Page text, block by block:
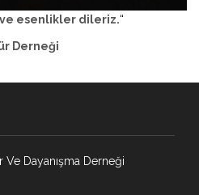
ve esenlikler dileriz.“
Derneği
Ve Dayanışma Derneği